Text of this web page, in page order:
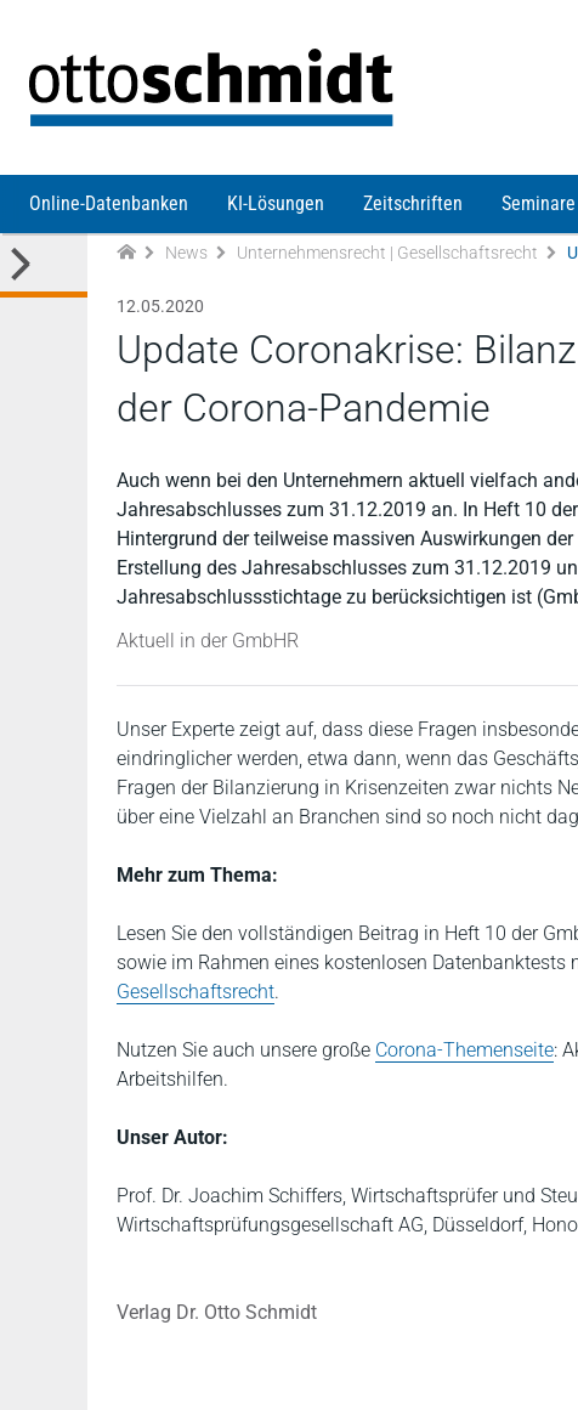
Online-Datenbanken KI-Lösungen Zeitschriften Seminare
News Unternehmensrecht | Gesellschaftsrecht
12.05.2020
Update Coronakrise:
der Corona-Pandemie
Auch wenn bei den Unternehmern aktuell vielfach
Jahresabschlusses zum 31.12.2019 an. In Heft 10
Hintergrund der teilweise massiven Auswirkungen
Erstellung des Jahresabschlusses zum 31.12.2019
Jahresabschlussstichtage zu berücksichtigen ist
Aktuell in der GmbHR
Unser Experte zeigt auf, dass diese Fragen
eindringlicher werden, etwa dann, wenn das
Fragen der Bilanzierung in Krisenzeiten zwar nichts
über eine Vielzahl an Branchen sind so noch nicht
Mehr zum Thema:
Lesen Sie den vollständigen Beitrag in Heft 10 der
sowie im Rahmen eines kostenlosen Datenbanktests
Gesellschaftsrecht.
Nutzen Sie auch unsere große Corona-Themenseite:
Arbeitshilfen.
Unser Autor:
Prof. Dr. Joachim Schiffers, Wirtschaftsprüfer und
Wirtschaftsprüfungsgesellschaft AG, Düsseldorf,
Verlag Dr. Otto Schmidt